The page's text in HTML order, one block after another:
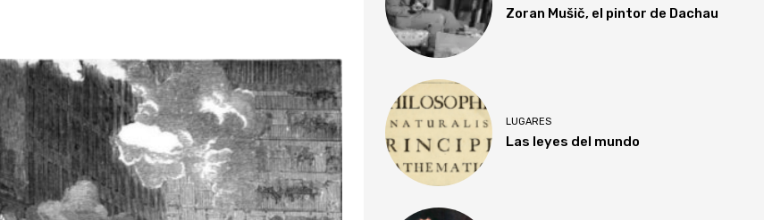
Zoran Mušič, el pintor de Dachau
LUGARES
Las leyes del mundo